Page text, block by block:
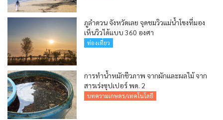
ภูลำดวน จังหวัดเลย จุดชมวิวแม่น้ำโขงที่มอง
เห็นวิวได้แบบ 360 องศา
ท่องเที่ยว
การทำน้ำหมักชีวภาพ จากผักและผลไม้ จาก
สารเร่งซุปเปอร์ พด. 2
บทความเกษตร/เทคโนโลยี